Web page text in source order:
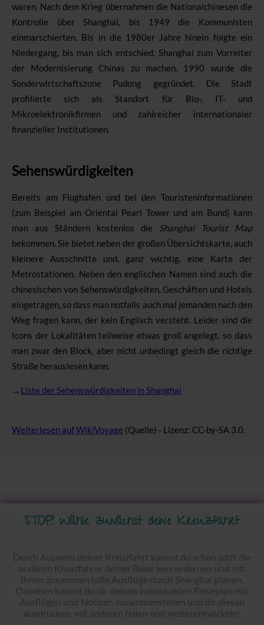
waren. Nach dem Krieg übernahmen die Nationalchinesen die
Kontrolle über Shanghai, bis 1949 die Kommunisten
einmarschierten. Bis in die 1980er Jahre hinein folgte ein
Niedergang, bis man sich entschied, Shanghai zum Vorreiter
der Modernisierung Chinas zu machen. 1990 wurde die
Sonderwirtschaftszone Pudong gegründet. Die Stadt
profilierte sich als Standort für Bio-, IT- und
Mikroelektronikfirmen und zahlreicher internationaler
finanzieller Institutionen.
Sehenswürdigkeiten
Bereits am Flughafen und bei den Touristeninformationen
(zum Beispiel am Oriental Pearl Tower und am Bund) kann
man aus Ständern kostenlos die Shanghai Tourist Map
bekommen. Sie bietet neben der großen Übersichtskarte, auch
kleinere Ausschnitte und, ganz wichtig, eine Karte der
Metrostationen. Neben den englischen Namen sind auch die
chinesischen von Sehenswürdigkeiten, Geschäften und Hotels
eingetragen, so dass man notfalls auch mal jemanden nach den
Weg fragen kann, der kein Englisch versteht. Leider sind die
Icons der Lokalitäten teilweise etwas groß angelegt, so dass
man zwar den Block, aber nicht unbedingt gleich die richtige
Straße herauslesen kann.
→ Liste der Sehenswürdigkeiten in Shanghai
Weiterlesen auf WikiVoyage (Quelle) - Lizenz: CC-by-SA 3.0.
STOP! Wähle zunächst deine Kreuzfahrt
Durch Auswahl deiner Kreuzfahrt kannst du schon jetzt die
anderen Kreuzfahrer deiner Reise kennenlernen und mit
Ihnen zusammen tolle Ausflüge durch Shanghai planen.
Daneben kannst du dir deinen individuellen Reiseplan mit
Ausflügen und Notizen zusammenstellen und dir diesen
ausdrucken, mit anderen teilen und weiterentwickeln!